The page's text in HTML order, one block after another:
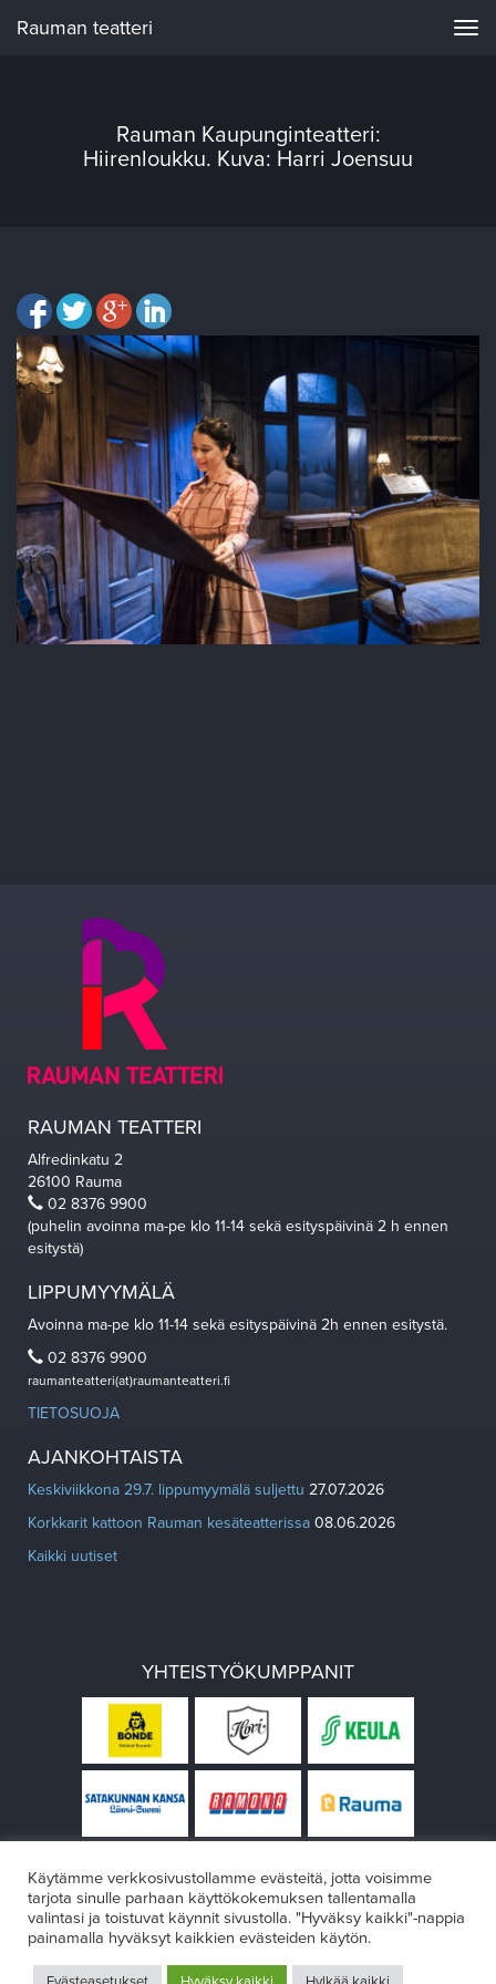
Rauman teatteri
Rauman Kaupunginteatteri:
Hiirenloukku. Kuva: Harri Joensuu
RAUMAN TEATTERI
Alfredinkatu 2
26100 Rauma
02 8376 9900
(puhelin avoinna ma-pe klo 11-14 sekä esityspäivinä 2 h ennen
esitystä)
LIPPUMYYMÄLÄ
Avoinna ma-pe klo 11-14 sekä esityspäivinä 2h ennen esitystä.
02 8376 9900
raumanteatteri(at)raumanteatteri.fi
TIETOSUOJA
AJANKOHTAISTA
Keskiviikkona 29.7. lippumyymälä suljettu 27.07.2026
Korkkarit kattoon Rauman kesäteatterissa 08.06.2026
Kaikki uutiset
YHTEISTYÖKUMPPANIT
Käytämme verkkosivustollamme evästeitä, jotta voisimme
tarjota sinulle parhaan käyttökokemuksen tallentamalla
valintasi ja toistuvat käynnit sivustolla. "Hyväksy kaikki"-nappia
painamalla hyväksyt kaikkien evästeiden käytön.